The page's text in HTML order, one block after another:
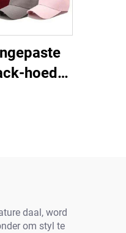
hoede
daal, word
om styl te